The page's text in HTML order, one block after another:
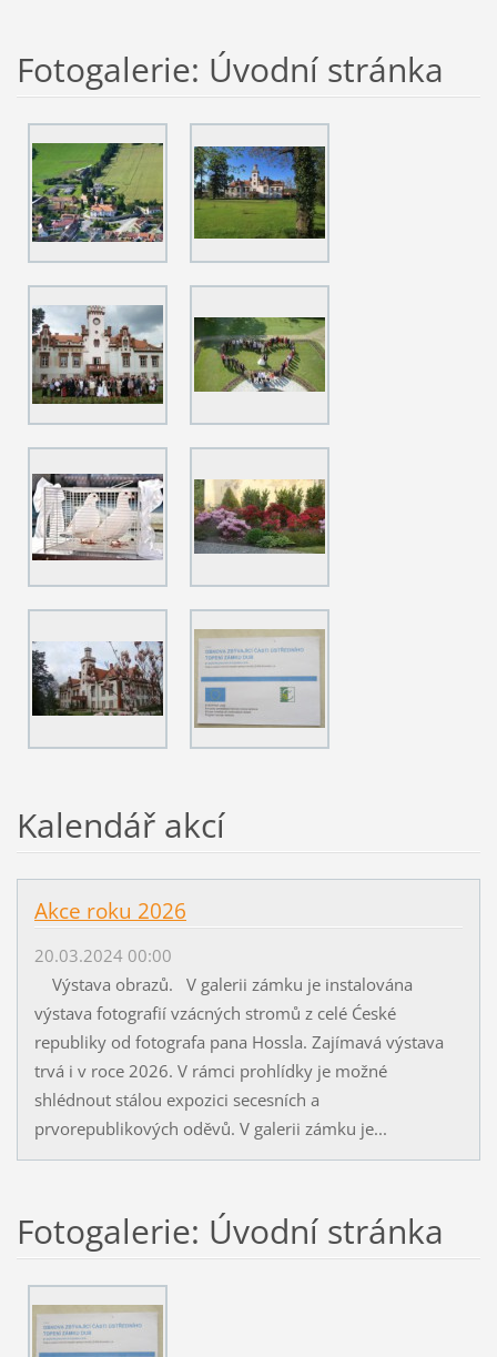
Fotogalerie: Úvodní stránka
Kalendář akcí
Akce roku 2026
20.03.2024 00:00
Výstava obrazů. V galerii zámku je instalována
výstava fotografií vzácných stromů z celé Ćeské
republiky od fotografa pana Hossla. Zajímavá výstava
trvá i v roce 2026. V rámci prohlídky je možné
shlédnout stálou expozici secesních a
prvorepublikových oděvů. V galerii zámku je...
Fotogalerie: Úvodní stránka